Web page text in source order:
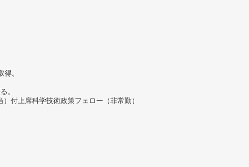
。
。
付上席科学技術政策フェロー（非常勤）